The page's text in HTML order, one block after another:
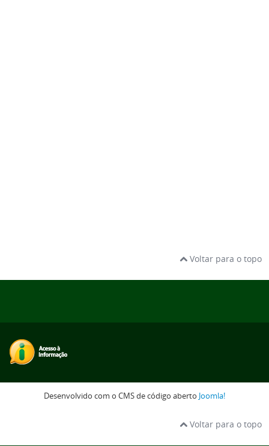
Voltar para o topo
Desenvolvido com o CMS de código aberto Joomla!
Voltar para o topo